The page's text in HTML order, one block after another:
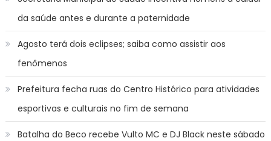
da saúde antes e durante a paternidade
Agosto terá dois eclipses; saiba como assistir aos
fenômenos
Prefeitura fecha ruas do Centro Histórico para atividades
esportivas e culturais no fim de semana
Batalha do Beco recebe Vulto MC e DJ Black neste sábado